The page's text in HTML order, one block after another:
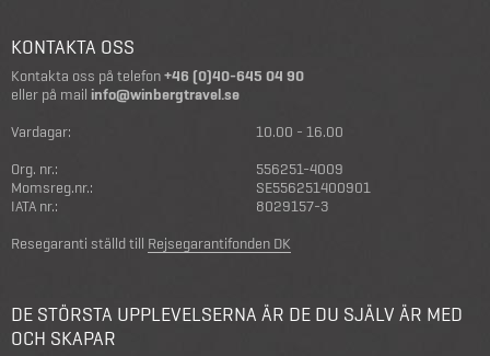
KONTAKTA OSS
Kontakta oss på telefon+46 (0)40-645 04 90
eller på mail info@winbergtravel.se
Vardagar:
10.00 - 16.00
Org. nr.:
556251-4009
Momsreg.nr.:
SE556251400901
IATA nr.:
8029157-3
Resegaranti ställd till Rejsegarantifonden DK
DE STÖRSTA UPPLEVELSERNA ÄR DE DU SJÄLV ÄR MED
OCH SKAPAR